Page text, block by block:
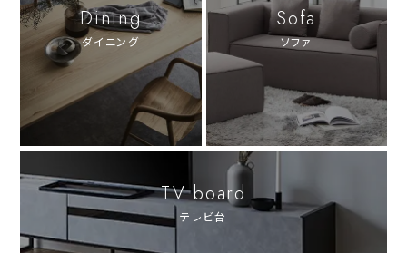
Dining
ダイニング
Sofa
ソファ
TV board
テレビ台